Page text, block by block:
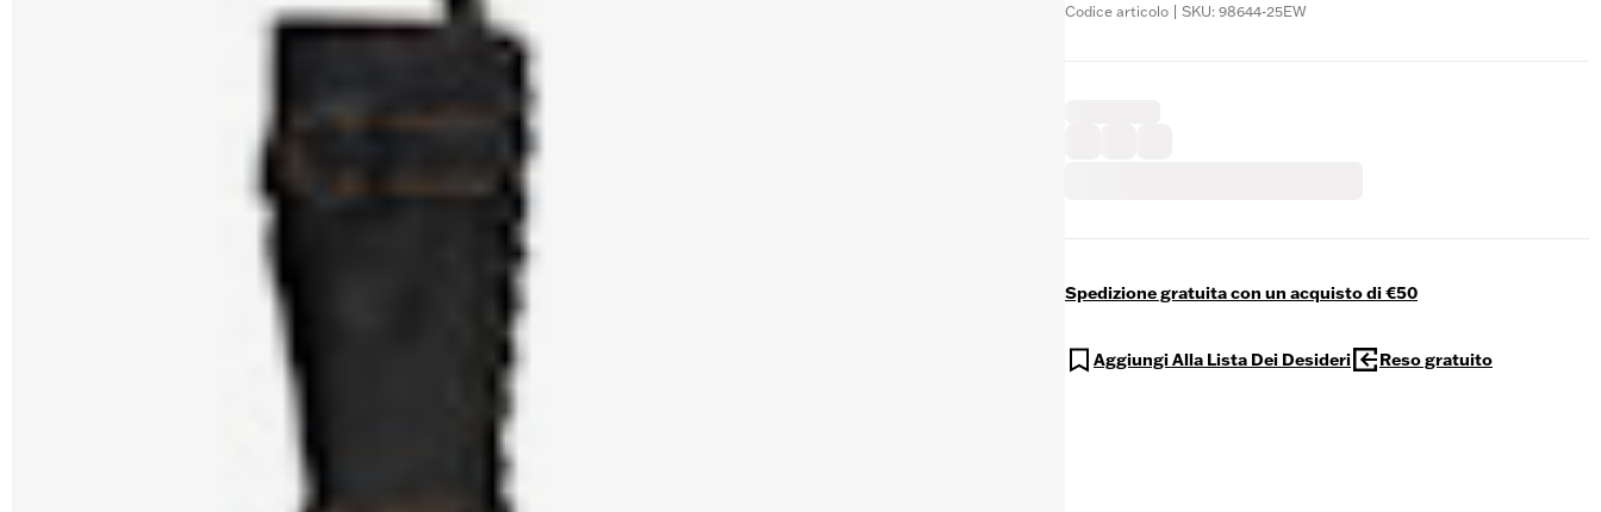
Codice articolo | SKU: 98644-25EW
Spedizione gratuita con un acquisto di €50
Aggiungi Alla Lista Dei Desideri Reso gratuito